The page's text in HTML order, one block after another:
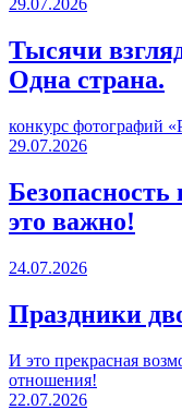
29.07.2026
Тысячи
Одна страна.
конкурс фотографий
29.07.2026
это важно!
24.07.2026
Праздники
И это прекрасная
отношения!
22.07.2026